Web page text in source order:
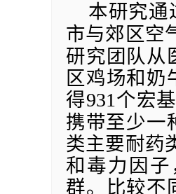
本研究通
市与郊区空
研究团队从
区鸡场和奶
得931 个宏
携带至少一
类主要耐药
和毒力因
群。比较不